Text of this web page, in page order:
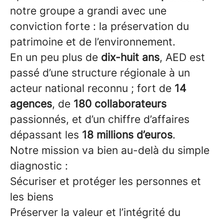
notre groupe a grandi avec une
conviction forte : la préservation du
patrimoine et de l’environnement.
En un peu plus de dix-huit ans, AED est
passé d’une structure régionale à un
acteur national reconnu ; fort de 14
agences, de 180 collaborateurs
passionnés, et d’un chiffre d’affaires
dépassant les 18 millions d’euros.
Notre mission va bien au-delà du simple
diagnostic :
Sécuriser et protéger les personnes et
les biens
Préserver la valeur et l’intégrité du